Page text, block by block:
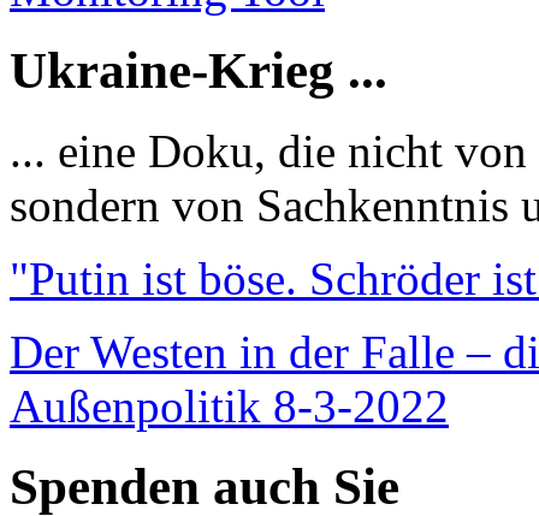
Ukraine-Krieg ...
... eine Doku, die nicht
sondern von Sachkenntnis
"Putin ist böse. Schröder
Der Westen in der Falle –
Außenpolitik 8-3-2022
Spenden auch Sie